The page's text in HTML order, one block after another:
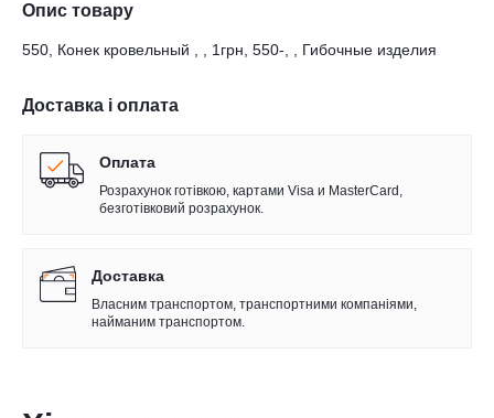
Опис товару
550, Конек кровельный , , 1грн, 550-, , Гибочные изделия
Доставка і оплата
Оплата
Розрахунок готівкою, картами Visa и MasterCard,
безготівковий розрахунок.
Доставка
Власним транспортом, транспортними компаніями,
найманим транспортом.